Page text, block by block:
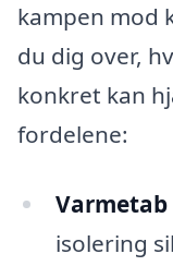
kampen mod
du dig over,
konkret kan
fordelene:
isolering